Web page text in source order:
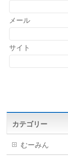
メール
サイト
カテゴリー
むーみん